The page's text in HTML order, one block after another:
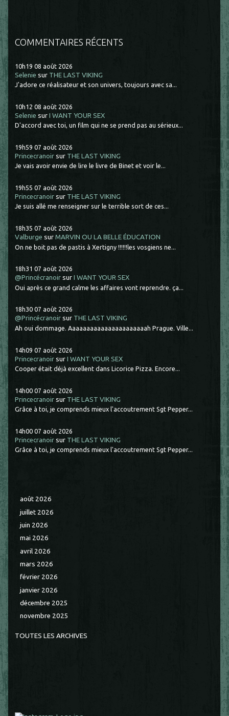
COMMENTAIRES RÉCENTS
10h19 08 août 2026
Selenie sur THE LAST VIKING
J'adore ce réalisateur et son univers, toujours avec sa...
10h12 08 août 2026
Selenie surI WANT YOUR SEX
D'accord avec toi, un film qui ne se prend pas au sérieux...
19h59 07 août 2026
Princecranoir sur THE LAST VIKING
Je vais avoir envie de lire le livre de Binet et voir le...
19h55 07 août 2026
Princecranoir sur THE LAST VIKING
Je suis allé me renseigner sur le terrible sort de ces...
18h35 07 août 2026
Valburge surMARVIN OU LA BELLE ÉDUCATION
On ne boit pas de pastis à Xertigny !!!!!!les vosgiens ne...
18h31 07 août 2026
@Princécranoir surI WANT YOUR SEX
Oui après ce grand calme les affaires vont reprendre. ça...
18h30 07 août 2026
@Princécranoir sur THE LAST VIKING
Ah oui dommage. Aaaaaaaaaaaaaaaaaaaaaah Prague. Ville...
14h09 07 août 2026
Princecranoir surI WANT YOUR SEX
Cooper était déjà excellent dans Licorice Pizza. Encore...
14h00 07 août 2026
Princecranoir sur THE LAST VIKING
Grâce à toi, je comprends mieux l'accoutrement Sgt Pepper...
14h00 07 août 2026
Princecranoir sur THE LAST VIKING
Grâce à toi, je comprends mieux l'accoutrement Sgt Pepper...
août 2026
juillet 2026
juin 2026
mai 2026
avril 2026
mars 2026
février 2026
janvier 2026
décembre 2025
novembre 2025
TOUTES LES ARCHIVES